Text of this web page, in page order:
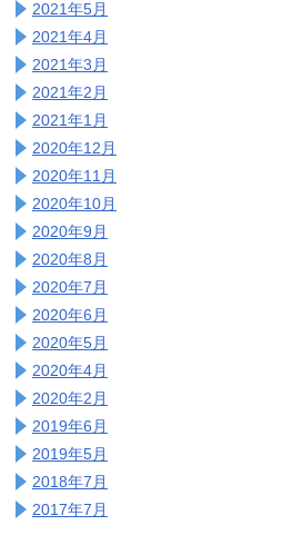
2021年5月
2021年4月
2021年3月
2021年2月
2021年1月
2020年12月
2020年11月
2020年10月
2020年9月
2020年8月
2020年7月
2020年6月
2020年5月
2020年4月
2020年2月
2019年6月
2019年5月
2018年7月
2017年7月